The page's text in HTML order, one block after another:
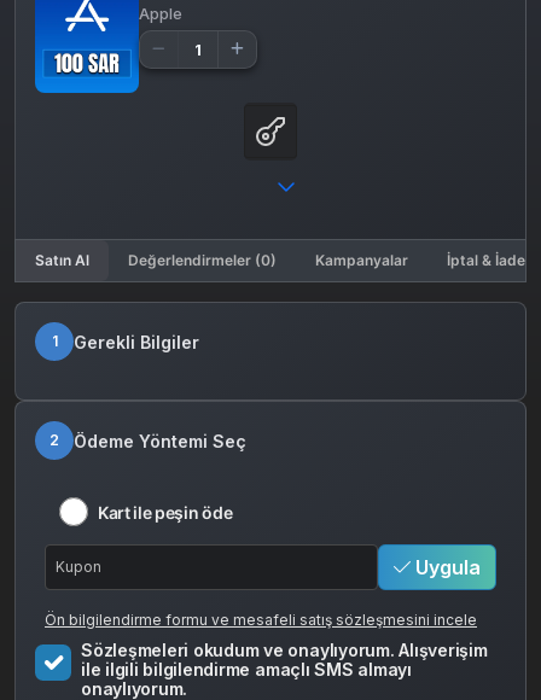
Apple
Satın Al Değerlendirmeler (0) Kampanyalar İptal & İade
1 Gerekli Bilgiler
2 Ödeme Yöntemi Seç
Kart ile peşin öde
Uygula
Ön bilgilendirme formu ve mesafeli satış sözleşmesini incele
Sözleşmeleri okudum ve onaylıyorum. Alışverişim
ile ilgili bilgilendirme amaçlı SMS almayı
onaylıyorum.